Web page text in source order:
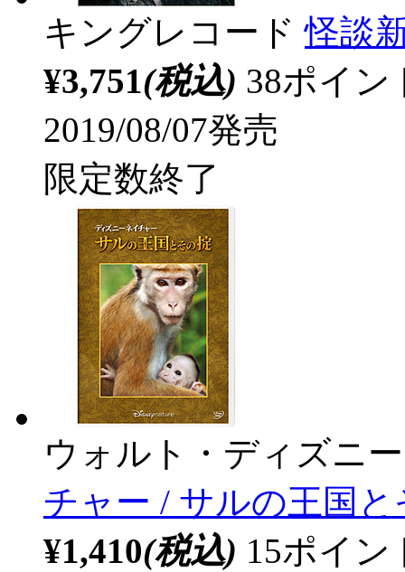
キングレコード 怪談
¥3,751(税込) 38ポイ
2019/08/07発売
限定数終了
ウォルト・ディズニ
チャー / サルの王国
¥1,410(税込) 15ポイ